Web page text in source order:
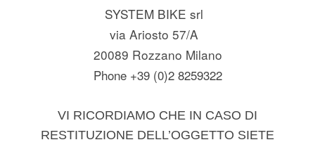
SYSTEM BIKE srl
via Ariosto 57/A
20089 Rozzano Milano
Phone +39 (0)2 8259322
VI RICORDIAMO CHE IN CASO DI
RESTITUZIONE DELL’OGGETTO SIETE